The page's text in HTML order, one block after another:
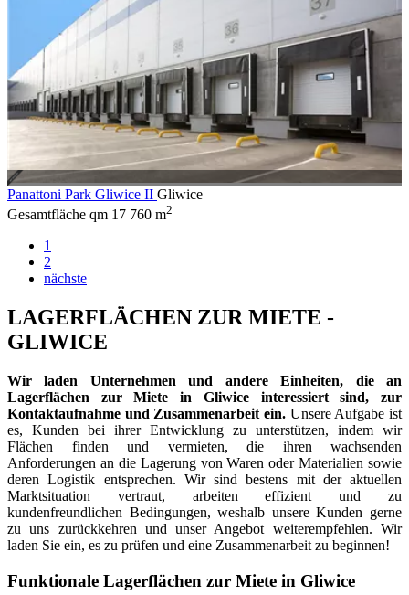
Panattoni Park Gliwice II Gliwice
Gesamtfläche qm 17 760 m2
1
2
nächste
LAGERFLÄCHEN ZUR MIETE -
GLIWICE
Wir laden Unternehmen und andere Einheiten, die an
Lagerflächen zur Miete in Gliwice interessiert sind, zur
Kontaktaufnahme und Zusammenarbeit ein. Unsere Aufgabe ist
es, Kunden bei ihrer Entwicklung zu unterstützen, indem wir
Flächen finden und vermieten, die ihren wachsenden
Anforderungen an die Lagerung von Waren oder Materialien sowie
deren Logistik entsprechen. Wir sind bestens mit der aktuellen
Marktsituation vertraut, arbeiten effizient und zu
kundenfreundlichen Bedingungen, weshalb unsere Kunden gerne
zu uns zurückkehren und unser Angebot weiterempfehlen. Wir
laden Sie ein, es zu prüfen und eine Zusammenarbeit zu beginnen!
Funktionale Lagerflächen zur Miete in Gliwice